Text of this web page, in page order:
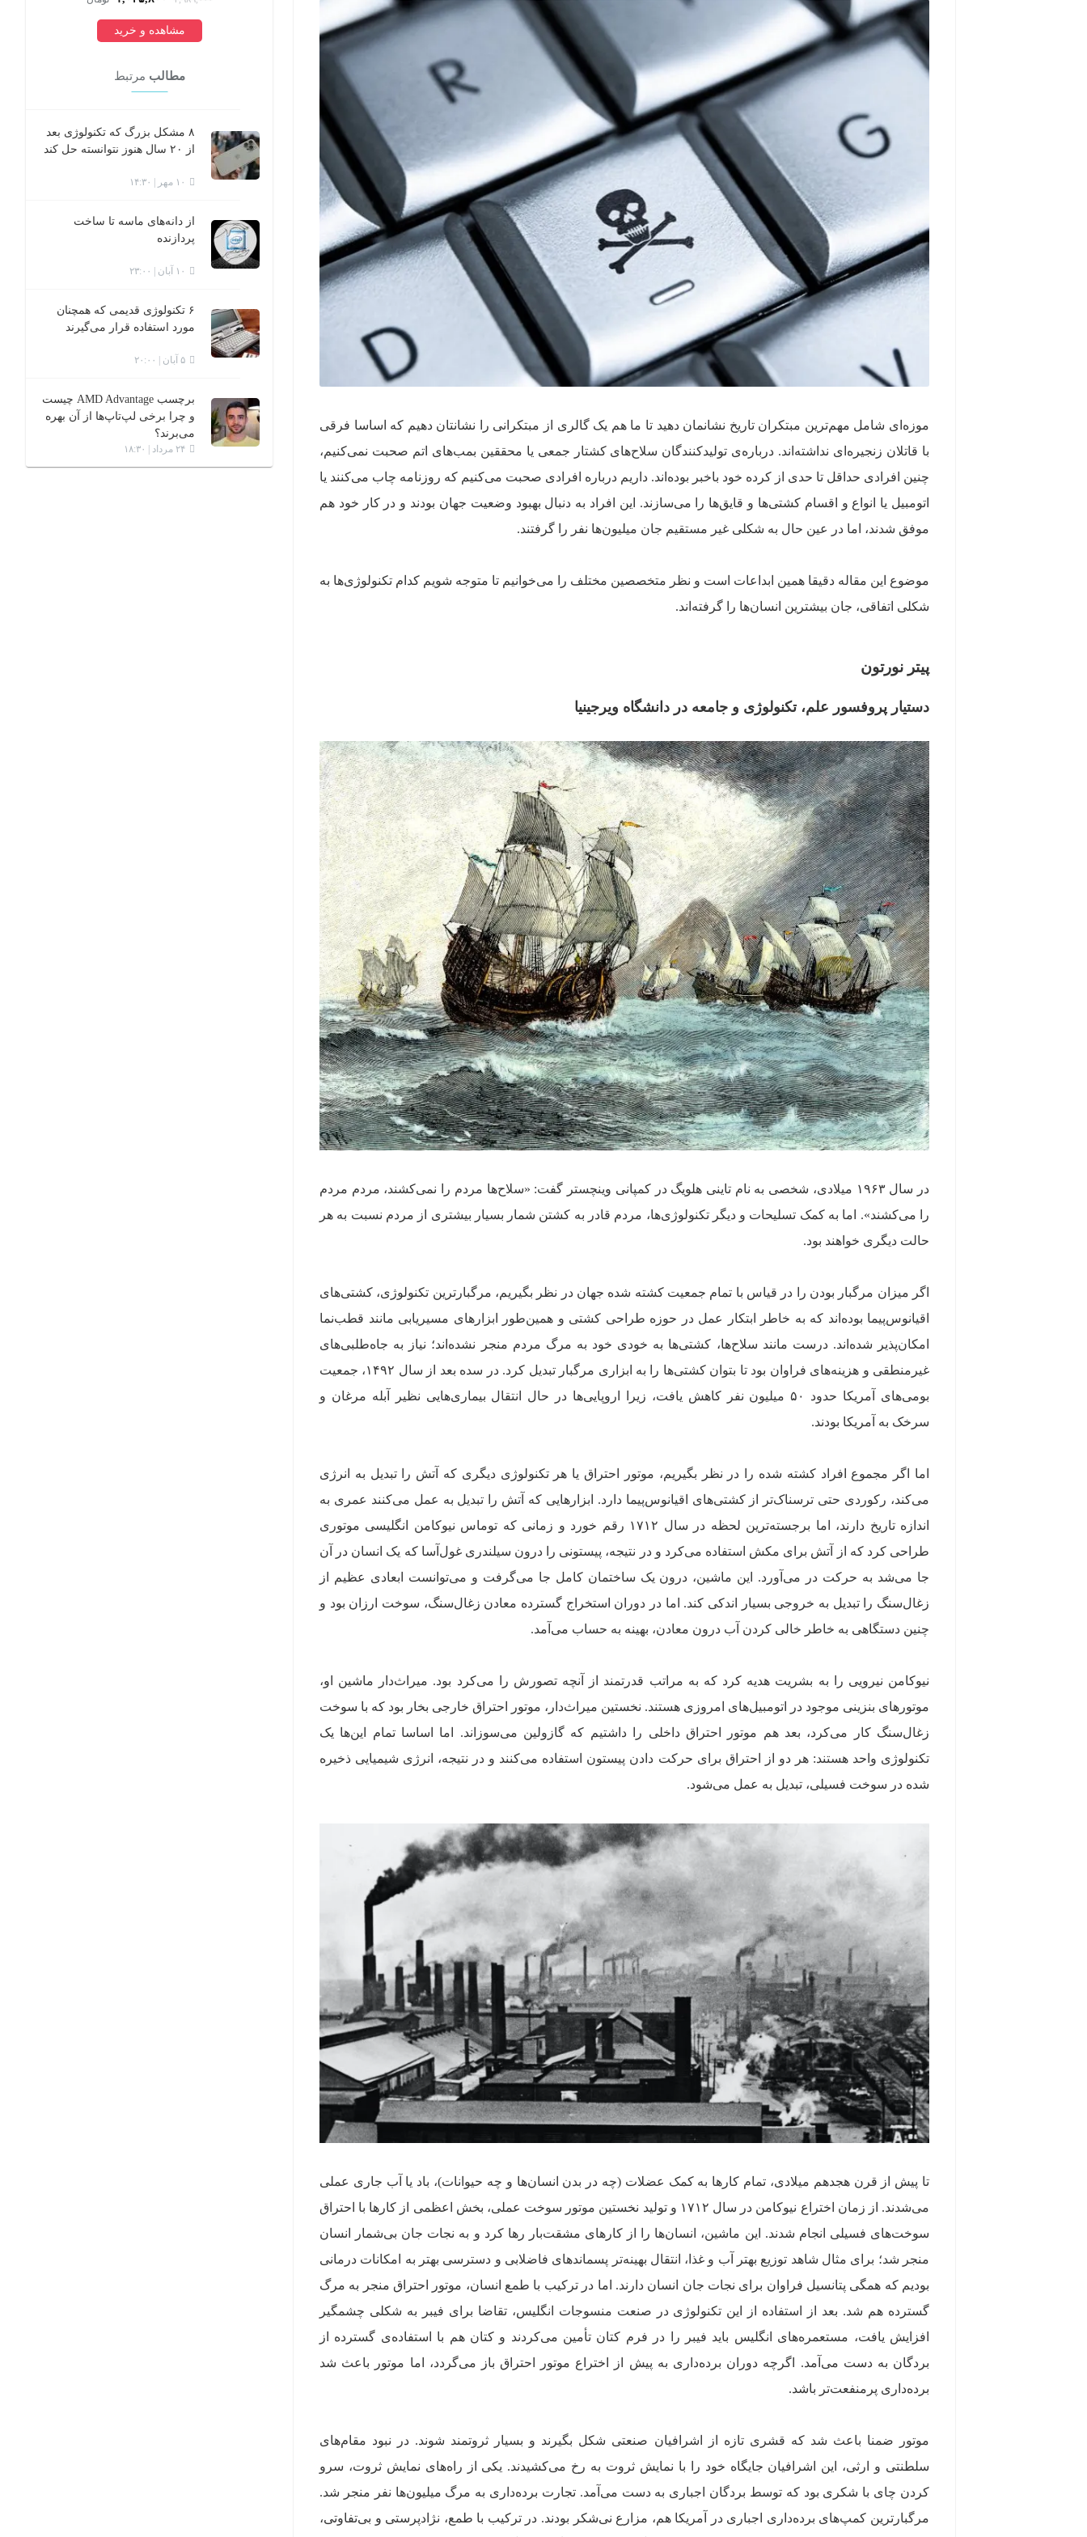
موزه‌ای شامل مهم‌ترین مبتکران تاریخ نشانمان دهید تا ما هم یک گالری از مبتکرانی را نشانتان دهیم که اساسا فرقی
با قاتلان زنجیره‌ای نداشته‌اند. درباره‌ی تولیدکنندگان سلاح‌های کشتار جمعی یا محققین بمب‌های اتم صحبت نمی‌کنیم،
چنین افرادی حداقل تا حدی از کرده خود باخبر بوده‌اند. داریم درباره افرادی صحبت می‌کنیم که روزنامه چاب می‌کنند یا
اتومبیل یا انواع و اقسام کشتی‌ها و قایق‌ها را می‌سازند. این افراد به دنبال بهبود وضعیت جهان بودند و در کار خود هم
موفق شدند،‌ اما در عین حال به شکلی غیر مستقیم جان میلیون‌ها نفر را گرفتند.
موضوع این مقاله دقیقا همین ابداعات است و نظر متخصصین مختلف را می‌خوانیم تا متوجه شویم کدام تکنولوژی‌ها به
شکلی اتفاقی، جان بیشترین انسان‌ها را گرفته‌اند.
پیتر نورتون
دستیار پروفسور علم، تکنولوژی و جامعه در دانشگاه ویرجینیا
در سال ۱۹۶۳ میلادی، شخصی به نام تاینی هلویگ در کمپانی وینچستر گفت: «سلاح‌ها مردم را نمی‌کشند، مردم مردم
را می‌کشند». اما به کمک تسلیحات و دیگر تکنولوژی‌ها، مردم قادر به کشتن شمار بسیار بیشتری از مردم نسبت به هر
حالت دیگری خواهند بود.
اگر میزان مرگبار بودن را در قیاس با تمام جمعیت کشته شده جهان در نظر بگیریم، مرگبارترین تکنولوژی، کشتی‌های
اقیانوس‌پیما بوده‌اند که به خاطر ابتکار عمل در حوزه طراحی کشتی و همین‌طور ابزارهای مسیریابی مانند قطب‌نما
امکان‌پذیر شده‌اند. درست مانند سلاح‌ها، کشتی‌ها به خودی خود به مرگ مردم منجر نشده‌اند؛ نیاز به جاه‌طلبی‌های
غیرمنطقی و هزینه‌های فراوان بود تا بتوان کشتی‌ها را به ابزاری مرگبار تبدیل کرد. در سده بعد از سال ۱۴۹۲، جمعیت
بومی‌های آمریکا حدود ۵۰ میلیون نفر کاهش یافت، زیرا اروپایی‌ها در حال انتقال بیماری‌هایی نظیر آبله مرغان و
سرخک به آمریکا بودند.
اما اگر مجموع افراد کشته شده را در نظر بگیریم، موتور احتراق یا هر تکنولوژی دیگری که آتش را تبدیل به انرژی
می‌کند، رکوردی حتی ترسناک‌تر از کشتی‌های اقیانوس‌پیما دارد. ابزارهایی که آتش را تبدیل به عمل می‌کنند عمری به
اندازه تاریخ دارند، اما برجسته‌ترین لحظه در سال ۱۷۱۲ رقم خورد و زمانی که توماس نیوکامن انگلیسی موتوری
طراحی کرد که از آتش برای مکش استفاده می‌کرد و در نتیجه، پیستونی را درون سیلندری غول‌آسا که یک انسان در آن
جا می‌شد به حرکت در می‌آورد. این ماشین، درون یک ساختمان کامل جا می‌گرفت و می‌توانست ابعادی عظیم از
زغال‌سنگ را تبدیل به خروجی بسیار اندکی کند. اما در دوران استخراج گسترده معادن زغال‌سنگ، سوخت ارزان بود و
چنین دستگاهی به خاطر خالی کردن آب درون معادن، بهینه به حساب می‌آمد.
نیوکامن نیرویی را به بشریت هدیه کرد که به مراتب قدرتمند از آنچه تصورش را می‌کرد بود. میراث‌دار ماشین او،
موتورهای بنزینی موجود در اتومبیل‌های امروزی هستند. نخستین میراث‌دار، موتور احتراق خارجی بخار بود که با سوخت
زغال‌سنگ کار می‌کرد، بعد هم موتور احتراق داخلی را داشتیم که گازولین می‌سوزاند. اما اساسا تمام این‌ها یک
تکنولوژی واحد هستند: هر دو از احتراق برای حرکت دادن پیستون استفاده می‌کنند و در نتیجه، انرژی شیمیایی ذخیره
شده در سوخت فسیلی، تبدیل به عمل می‌شود.
تا پیش از قرن هجدهم میلادی،‌ تمام کارها به کمک عضلات (چه در بدن انسان‌ها و چه حیوانات)، باد یا آب جاری عملی
می‌شدند. از زمان اختراع نیوکامن در سال ۱۷۱۲ و تولید نخستین موتور سوخت عملی، بخش اعظمی از کارها با احتراق
سوخت‌های فسیلی انجام شدند. این ماشین، انسان‌ها را از کارهای مشقت‌بار رها کرد و به نجات جان بی‌شمار انسان
منجر شد؛ برای مثال شاهد توزیع بهتر آب و غذا، انتقال بهینه‌تر پسماندهای فاضلابی و دسترسی بهتر به امکانات درمانی
بودیم که همگی پتانسیل فراوان برای نجات جان انسان دارند. اما در ترکیب با طمع انسان، موتور احتراق منجر به مرگ
گسترده هم شد. بعد از استفاده از این تکنولوژی در صنعت منسوجات انگلیس، تقاضا برای فیبر به شکلی چشمگیر
افزایش یافت، مستعمره‌های انگلیس باید فیبر را در فرم کتان تأمین می‌کردند و کتان هم با استفاده‌ی گسترده از
بردگان به دست می‌آمد. اگرچه دوران برده‌داری به پیش از اختراع موتور احتراق باز می‌گردد، اما موتور باعث شد
برده‌داری پرمنفعت‌تر باشد.
موتور ضمنا باعث شد که قشری تازه از اشرافیان صنعتی شکل بگیرند و بسیار ثروتمند شوند. در نبود مقام‌های
سلطنتی و ارثی، این اشرافیان جایگاه خود را با نمایش ثروت به رخ می‌کشیدند. یکی از راه‌های نمایش ثروت، سرو
کردن چای با شکری بود که توسط بردگان اجباری به دست می‌آمد. تجارت برده‌داری به مرگ میلیون‌ها نفر منجر شد.
مرگبارترین کمپ‌های برده‌داری اجباری در آمریکا هم، مزارع نی‌شکر بودند. در ترکیب با طمع، نژادپرستی و بی‌تفاوتی،
مشاهده و خرید مشاهده و خرید مشاهده و خرید مشاهده و خرید
مطالب مرتبط
۸ مشکل بزرگ که تکنولوژی بعد
از ۲۰ سال هنوز نتوانسته حل کند
۱۰ مهر | ۱۴:۳۰
از دانه‌های ماسه تا ساخت
پردازنده
۱۰ آبان | ۲۳:۰۰
۶ تکنولوژی قدیمی که همچنان
مورد استفاده قرار می‌گیرند
۵ آبان | ۲۰:۰۰
برچسب AMD Advantage چیست
و چرا برخی لپ‌تاپ‌ها از آن بهره
می‌برند؟
۲۴ مرداد | ۱۸:۳۰